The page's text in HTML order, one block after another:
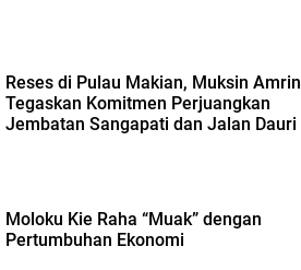
Reses di Pulau Makian, Muksin Amrin
Tegaskan Komitmen Perjuangkan
Jembatan Sangapati dan Jalan Dauri
Moloku Kie Raha “Muak” dengan
Pertumbuhan Ekonomi